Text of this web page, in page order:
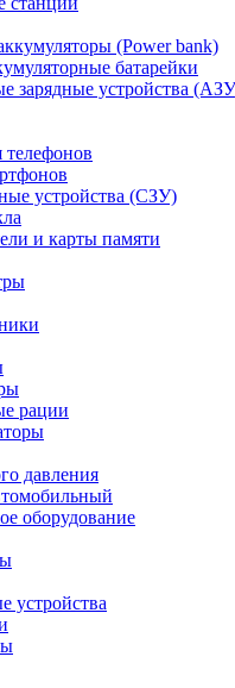
(Power bank)
батарейки
зарядные устройства
телефонов
устройства (СЗУ)
и карты памяти
рации
давления
оборудование
устройства